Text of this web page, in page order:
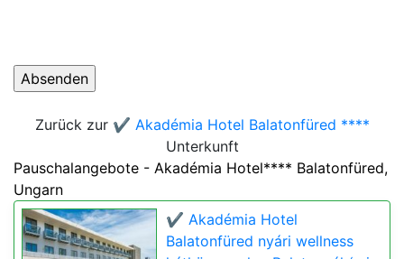
Zurück zur ✔️ Akadémia Hotel Balatonfüred ****
Unterkunft
Pauschalangebote - Akadémia Hotel**** Balatonfüred,
Ungarn
✔️ Akadémia Hotel
Balatonfüred nyári wellness